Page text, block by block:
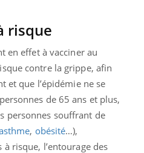
risque
en effet à vacciner au
contre la grippe, afin
et que l’épidémie ne se
de 65 ans et plus,
personnes souffrant de
, obésité…),
à risque, l’entourage des